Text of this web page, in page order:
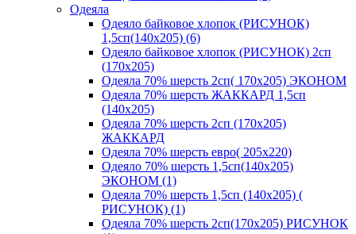
Одеяла
Одеяло байковое хлопок (РИСУНОК)
1,5сп(140х205) (6)
Одеяло байковое хлопок (РИСУНОК) 2сп
(170х205)
Одеяла 70% шерсть 2сп( 170х205) ЭКОНОМ
Одеяла 70% шерсть ЖАККАРД 1,5сп
(140х205)
Одеяла 70% шерсть 2сп (170х205)
ЖАККАРД
Одеяла 70% шерсть евро( 205х220)
Одеяло 70% шерсть 1,5сп(140х205)
ЭКОНОМ (1)
Одеяла 70% шерсть 1,5сп (140х205) (
РИСУНОК) (1)
Одеяла 70% шерсть 2сп(170х205) РИСУНОК